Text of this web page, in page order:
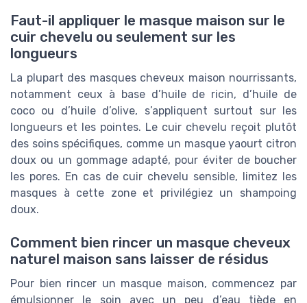
Faut-il appliquer le masque maison sur le
cuir chevelu ou seulement sur les
longueurs
La plupart des masques cheveux maison nourrissants,
notamment ceux à base d’huile de ricin, d’huile de
coco ou d’huile d’olive, s’appliquent surtout sur les
longueurs et les pointes. Le cuir chevelu reçoit plutôt
des soins spécifiques, comme un masque yaourt citron
doux ou un gommage adapté, pour éviter de boucher
les pores. En cas de cuir chevelu sensible, limitez les
masques à cette zone et privilégiez un shampoing
doux.
Comment bien rincer un masque cheveux
naturel maison sans laisser de résidus
Pour bien rincer un masque maison, commencez par
émulsionner le soin avec un peu d’eau tiède en